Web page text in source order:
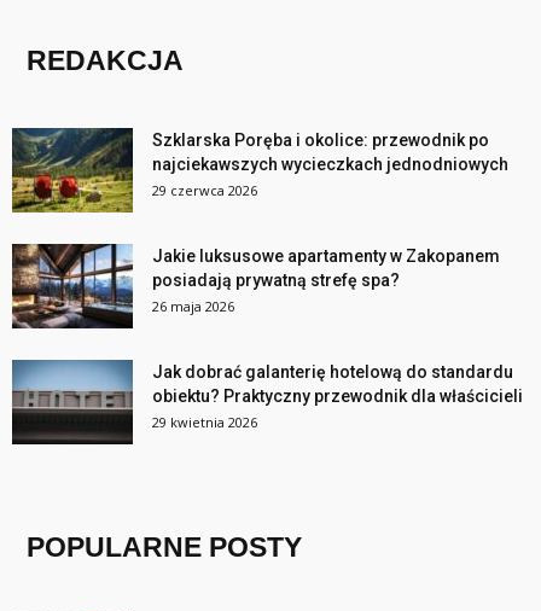
REDAKCJA
Szklarska Poręba i okolice: przewodnik po
najciekawszych wycieczkach jednodniowych
29 czerwca 2026
Jakie luksusowe apartamenty w Zakopanem
posiadają prywatną strefę spa?
26 maja 2026
Jak dobrać galanterię hotelową do standardu
obiektu? Praktyczny przewodnik dla właścicieli
29 kwietnia 2026
POPULARNE POSTY